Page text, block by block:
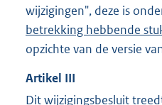
wijzigingen", deze is
betrekking hebbende
opzichte van de versie
Artikel III
Dit wijzigingsbesluit